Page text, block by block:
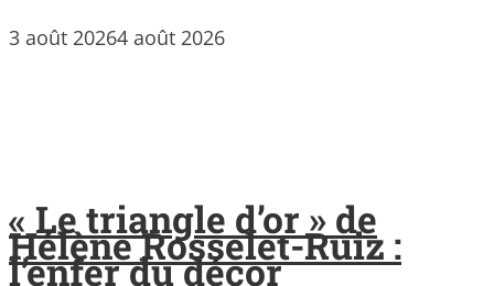
3 août 20264 août 2026
« Le triangle d’or » de
Hélène Rosselet-Ruiz :
l’enfer du décor